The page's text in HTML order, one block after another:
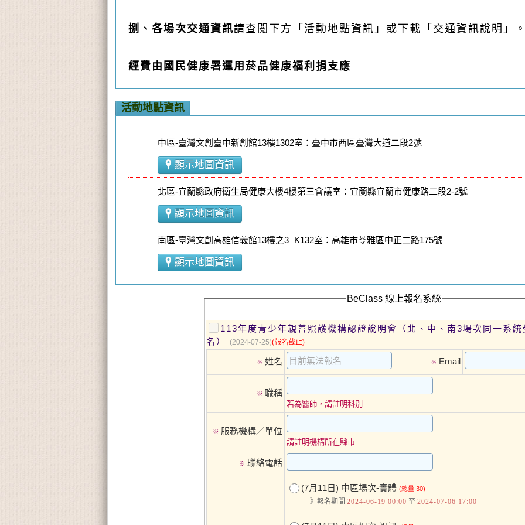
捌、各場次交通資訊請查閱下方「活動地點資訊」或下載「交通資訊說明」
經費由國民健康署運用菸品健康福利捐支應
活動地點資訊
中區-臺灣文創臺中新創館13樓1302室：臺中市西區臺灣大道二段2號
顯示地圖資訊
北區-宜蘭縣政府衛生局健康大樓4樓第三會議室：宜蘭縣宜蘭市健康路二段2-2號
顯示地圖資訊
南區-臺灣文創高雄信義館13樓之3 K132室：高雄市苓雅區中正二路175號
顯示地圖資訊
BeClass 線上報名系統
113年度青少年親善照護機構認證說明會（北、中、南3場次同一系統
名）
(2024-07-25)(報名截止)
※ 姓名 ※ Email
※ 職稱
若為醫師，請註明科別
※ 服務機構／單位
請註明機構所在縣市
※ 聯絡電話
(7月11日) 中區場次-實體 (總量 30)
》報名期間 2024-06-19 00:00 至 2024-07-06 17:00